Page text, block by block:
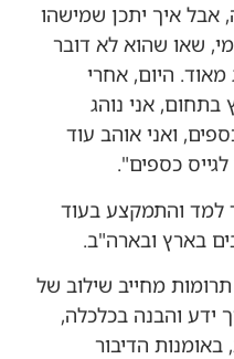
אבל איך יתכן שמישהו
שאו שהוא לא דובר
היום, אחרי
בתחום, אני נוהג
ואני אוהב עוד
כספים".
למד והתמקצע בעוד
בארץ ובארה"ב.
תרומות מחייב שילוב של
ידע והבנה בכלכלה,
באומנות הדיבור